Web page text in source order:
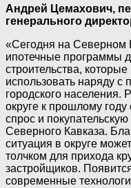
Андрей Цемахович,
генерального
«Сегодня на Северном
ипотечные программы
строительства,
использовать наряду
городского населения.
округе к прошлому
спрос и
Северного Кавказа.
ситуация в округе
толчком для прихода
застройщиков.
современные